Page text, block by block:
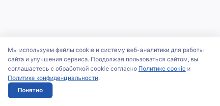
Мы используем файлы cookie и систему веб-аналитики для работы
сайта и улучшения сервиса. Продолжая пользоваться сайтом, вы
соглашаетесь с обработкой cookie согласно Политике cookie и
Политике конфиденциальности.
Понятно